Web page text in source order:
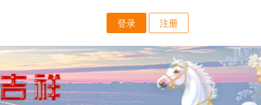
登录 注册